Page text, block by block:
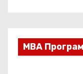
МВА